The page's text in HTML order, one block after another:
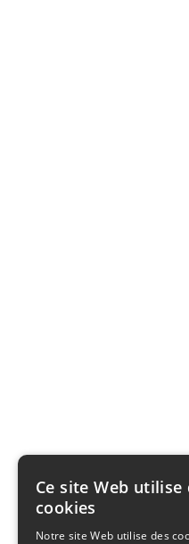
Ce site Web utilise
cookies
Notre site Web utilise des